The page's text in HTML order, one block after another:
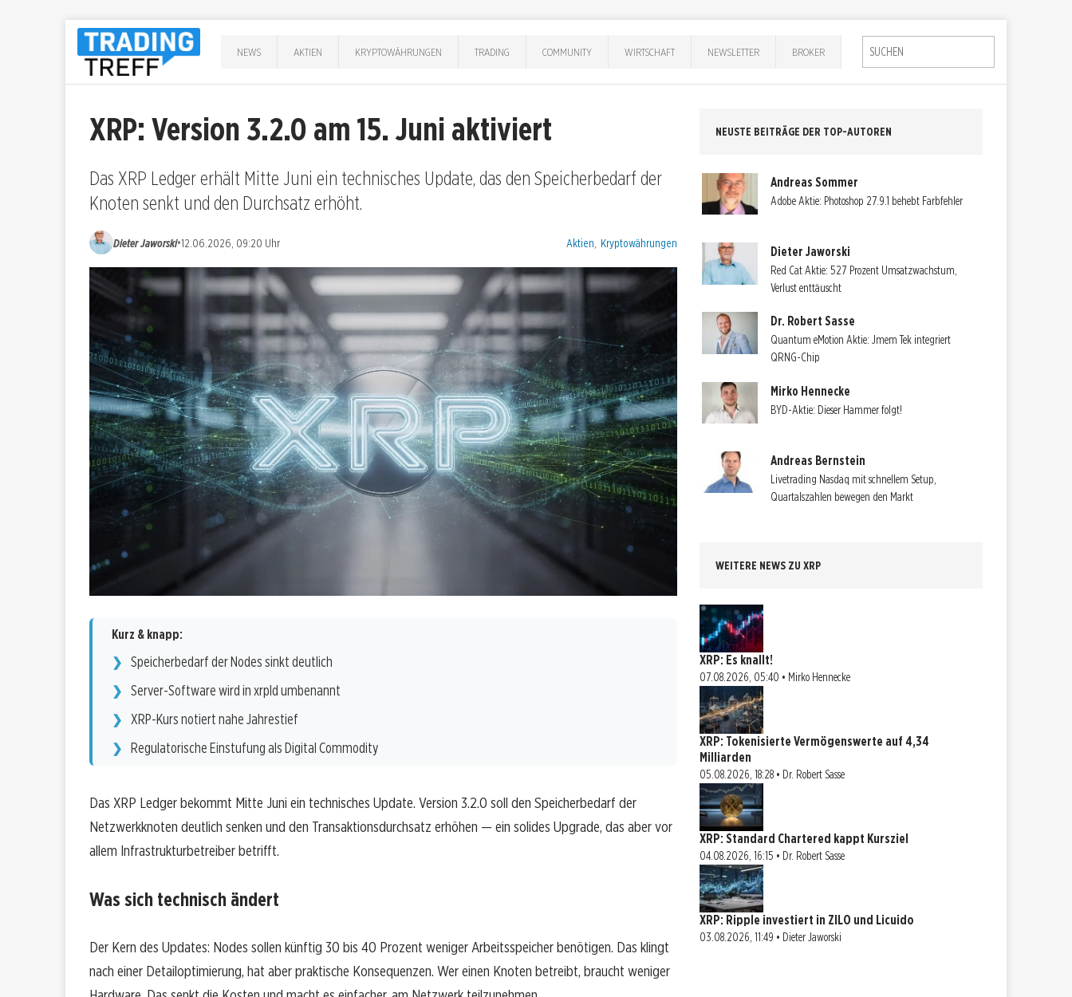
NEWS AKTIEN KRYPTOWÄHRUNGEN TRADING COMMUNITY WIRTSCHAFT NEWSLETTER BROKER
XRP: Version 3.2.0 am 15. Juni aktiviert
Das XRP Ledger erhält Mitte Juni ein technisches Update, das den Speicherbedarf der
Knoten senkt und den Durchsatz erhöht.
Dieter Jaworski•12.06.2026, 09:20 Uhr Kategorien:
Aktien Kryptowährungen
Kurz & knapp:
Speicherbedarf der Nodes sinkt deutlich
Server-Software wird in xrpld umbenannt
XRP-Kurs notiert nahe Jahrestief
Regulatorische Einstufung als Digital Commodity
Das XRP Ledger bekommt Mitte Juni ein technisches Update. Version 3.2.0 soll den Speicherbedarf der
Netzwerkknoten deutlich senken und den Transaktionsdurchsatz erhöhen — ein solides Upgrade, das aber vor
allem Infrastrukturbetreiber betrifft.
Was sich technisch ändert
Der Kern des Updates: Nodes sollen künftig 30 bis 40 Prozent weniger Arbeitsspeicher benötigen. Das klingt
nach einer Detailoptimierung, hat aber praktische Konsequenzen. Wer einen Knoten betreibt, braucht weniger
NEUSTE BEITRÄGE DER TOP-AUTOREN
Andreas Sommer
Adobe Aktie: Photoshop 27.9.1 behebt Farbfehler
Dieter Jaworski
Red Cat Aktie: 527 Prozent Umsatzwachstum,
Verlust enttäuscht
Dr. Robert Sasse
Quantum eMotion Aktie: Jmem Tek integriert
QRNG-Chip
Mirko Hennecke
BYD-Aktie: Dieser Hammer folgt!
Andreas Bernstein
Livetrading Nasdaq mit schnellem Setup,
Quartalszahlen bewegen den Markt
WEITERE NEWS ZU XRP
XRP: Es knallt!
07.08.2026, 05:40 • Mirko Hennecke
XRP: Tokenisierte Vermögenswerte auf 4,34
Milliarden
05.08.2026, 18:28 • Dr. Robert Sasse
XRP: Standard Chartered kappt Kursziel
04.08.2026, 16:15 • Dr. Robert Sasse
XRP: Ripple investiert in ZILO und Licuido
03.08.2026, 11:49 • Dieter Jaworski